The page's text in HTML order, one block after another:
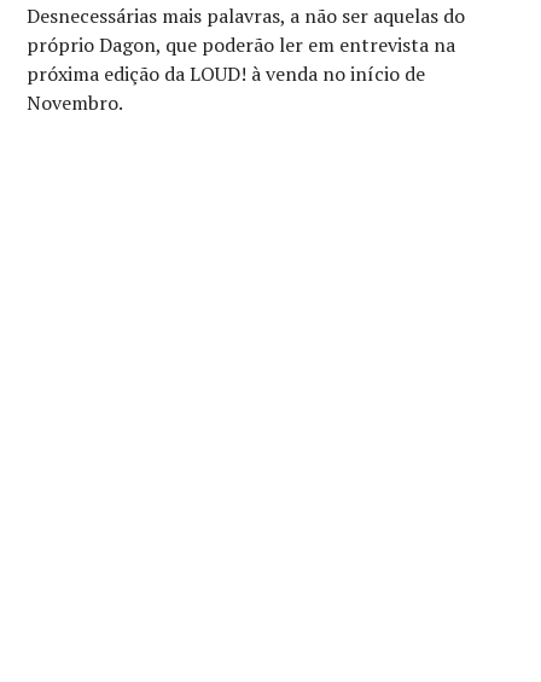
Desnecessárias mais palavras, a não ser aquelas do
próprio Dagon, que poderão ler em entrevista na
próxima edição da LOUD! à venda no início de
Novembro.